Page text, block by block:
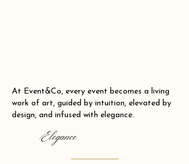
At Event&Co, every event becomes a living
work of art, guided by intuition, elevated by
design, and infused with elegance.
Elegance